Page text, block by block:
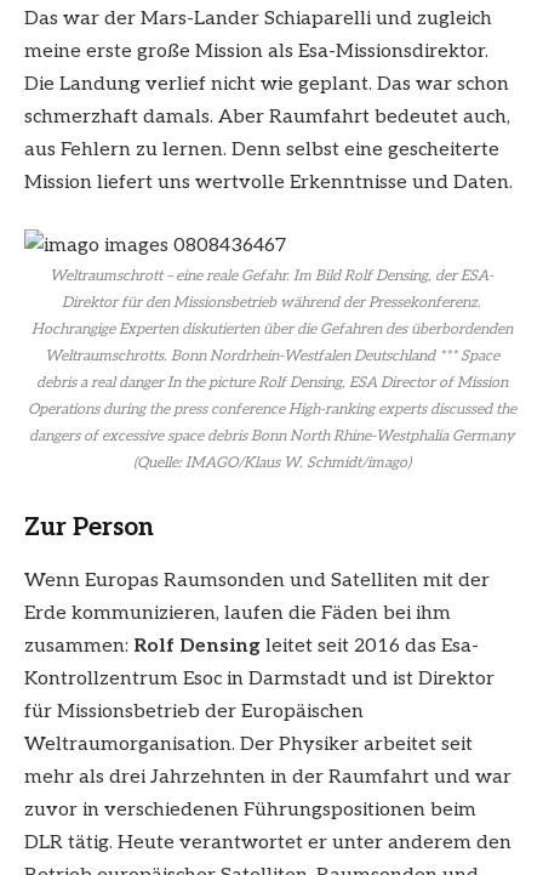
Das war der Mars-Lander Schiaparelli und zugleich
meine erste große Mission als Esa-Missionsdirektor.
Die Landung verlief nicht wie geplant. Das war schon
schmerzhaft damals. Aber Raumfahrt bedeutet auch,
aus Fehlern zu lernen. Denn selbst eine gescheiterte
Mission liefert uns wertvolle Erkenntnisse und Daten.
Weltraumschrott – eine reale Gefahr. Im Bild Rolf Densing, der ESA-
Direktor für den Missionsbetrieb während der Pressekonferenz.
Hochrangige Experten diskutierten über die Gefahren des überbordenden
Weltraumschrotts. Bonn Nordrhein-Westfalen Deutschland *** Space
debris a real danger In the picture Rolf Densing, ESA Director of Mission
Operations during the press conference High-ranking experts discussed the
dangers of excessive space debris Bonn North Rhine-Westphalia Germany
(Quelle: IMAGO/Klaus W. Schmidt/imago)
Zur Person
Wenn Europas Raumsonden und Satelliten mit der
Erde kommunizieren, laufen die Fäden bei ihm
zusammen: Rolf Densing leitet seit 2016 das Esa-
Kontrollzentrum Esoc in Darmstadt und ist Direktor
für Missionsbetrieb der Europäischen
Weltraumorganisation. Der Physiker arbeitet seit
mehr als drei Jahrzehnten in der Raumfahrt und war
zuvor in verschiedenen Führungspositionen beim
DLR tätig. Heute verantwortet er unter anderem den